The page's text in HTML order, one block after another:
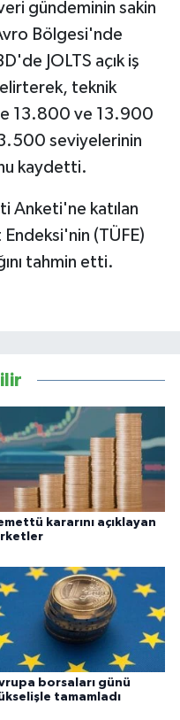
gündeminin sakin
Bölgesi'nde
JOLTS açık iş
teknik
13.800 ve 13.900
seviyelerinin
kaydetti.
Anketi'ne katılan
(TÜFE)
tahmin etti.
kararını açıklayan
borsaları günü
tamamladı